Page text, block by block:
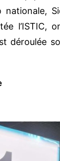
l’ISTIC,
déroulée